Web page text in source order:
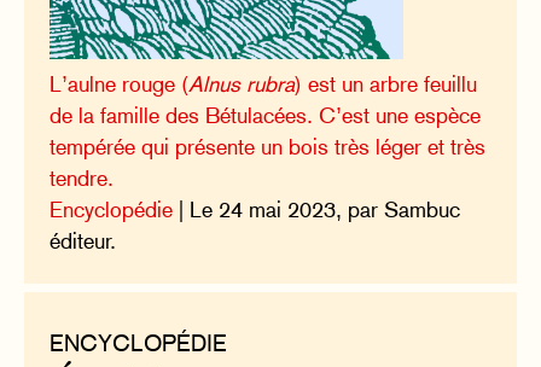
L’aulne rouge (Alnus rubra) est un arbre feuillu
de la famille des Bétulacées. C’est une espèce
tempérée qui présente un bois très léger et très
tendre.
Encyclopédie | Le 24 mai 2023, par Sambuc
éditeur.
ENCYCLOPÉDIE